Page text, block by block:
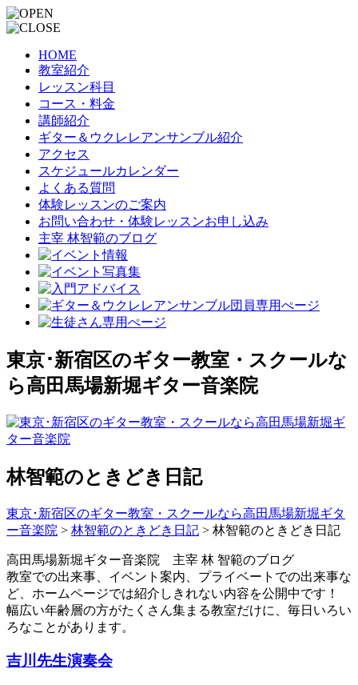
HOME
教室紹介
レッスン科目
コース・料金
講師紹介
ギター＆ウクレレアンサンブル紹介
アクセス
スケジュールカレンダー
よくある質問
体験レッスンのご案内
お問い合わせ・体験レッスンお申し込み
主宰 林智範のブログ
東京･新宿区のギター教室・スクールな
ら高田馬場新堀ギター音楽院
林智範のときどき日記
東京･新宿区のギター教室・スクールなら高田馬場新堀ギタ
ー音楽院 > 林智範のときどき日記 > 林智範のときどき日記
高田馬場新堀ギター音楽院 主宰 林 智範のブログ
教室での出来事、イベント案内、プライベートでの出来事な
ど、ホームページでは紹介しきれない内容を公開中です！
幅広い年齢層の方がたくさん集まる教室だけに、毎日いろい
ろなことがあります。
吉川先生演奏会